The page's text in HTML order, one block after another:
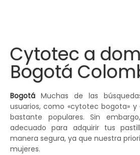
Cytotec a
Bogotá
Bogotá Muchas de las
usuarios, como «cytotec bogota» y
bastante populares. Sin
adecuado para adquirir tus
manera segura, ya que nuestra
mujeres.